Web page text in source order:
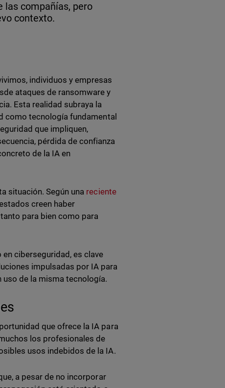
las compañías, pero
contexto.
individuos y empresas
ataques de ransomware y
Esta realidad subraya la
como tecnología fundamental
que impliquen,
pérdida de confianza
de la IA en
situación. Según una reciente
creen haber
para bien como para
ciberseguridad, es clave
impulsadas por IA para
de la misma tecnología.
que ofrece la IA para
los profesionales de
usos indebidos de la IA.
a pesar de no incorporar